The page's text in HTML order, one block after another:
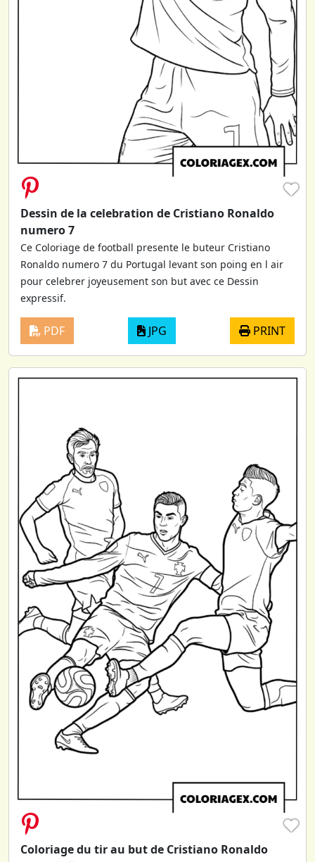
♥
Dessin de la celebration de Cristiano Ronaldo
numero 7
Ce Coloriage de football presente le buteur Cristiano
Ronaldo numero 7 du Portugal levant son poing en l air
pour celebrer joyeusement son but avec ce Dessin
expressif.
PDF JPG PRINT
♥
Coloriage du tir au but de Cristiano Ronaldo